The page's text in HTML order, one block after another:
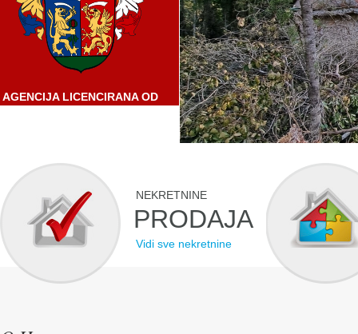
AGENCIJA LICENCIRANA OD
STRANE HRVATSKE
NEKRETNINE
PRODAJA
Vidi sve nekretnine